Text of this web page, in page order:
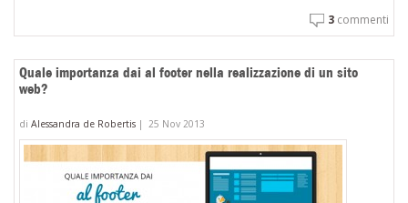
3 commenti
Quale importanza dai al footer nella realizzazione di un sito
web?
di Alessandra de Robertis| 25 Nov 2013